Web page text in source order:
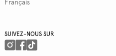
Français
SUIVEZ-NOUS SUR